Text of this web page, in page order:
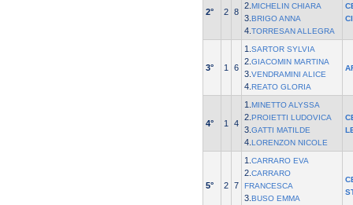
2° 2 8
2. MICHELIN CHIARA
3. BRIGO ANNA
4. TORRESAN ALLEGRA
3° 1 6
1. SARTOR SYLVIA
2. GIACOMIN MARTINA
3. VENDRAMINI ALICE
4. REATO GLORIA
4° 1 4
1. MINETTO ALYSSA
2. PROIETTI LUDOVICA
3. GATTI MATILDE
4. LORENZON NICOLE
5° 2 7
1. CARRARO EVA
2. CARRARO
FRANCESCA
3. BUSO EMMA